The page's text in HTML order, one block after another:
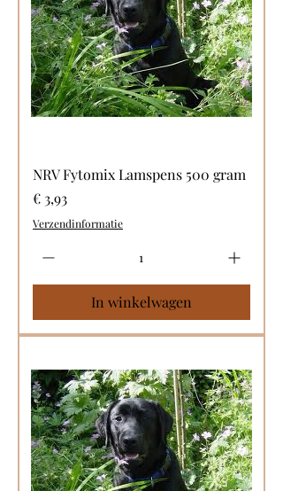
NRV Fytomix Lamspens 500 gram
Prijs
€ 3,93
Verzendinformatie
In winkelwagen